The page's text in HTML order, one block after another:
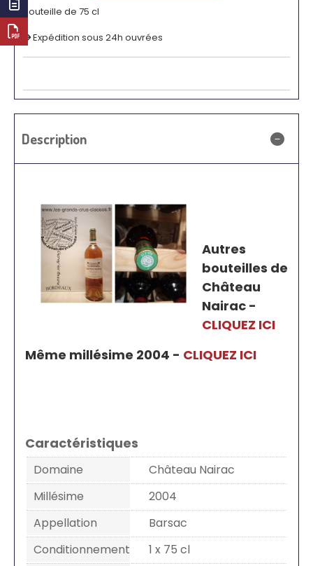
Bouteille de 75 cl
Expédition sous 24h ouvrées
Description
Autres
bouteilles de
Château
Nairac -
CLIQUEZ ICI
Même millésime 2004 - CLIQUEZ ICI
Caractéristiques
Domaine
Château Nairac
Millésime
2004
Appellation
Barsac
Conditionnement
1 x 75 cl